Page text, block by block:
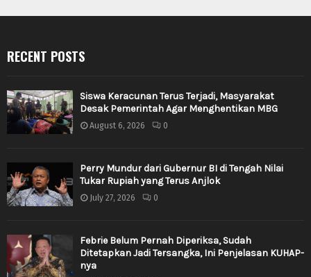
RECENT POSTS
Siswa Keracunan Terus Terjadi, Masyarakat
Desak Pemerintah Agar Menghentikan MBG
August 6, 2026 0
Perry Mundur dari Gubernur BI di Tengah Nilai
Tukar Rupiah yang Terus Anjlok
July 27, 2026 0
Febrie Belum Pernah Diperiksa, Sudah
Ditetapkan Jadi Tersangka, Ini Penjelasan KUHAP-
nya